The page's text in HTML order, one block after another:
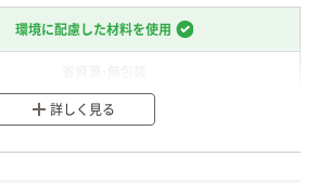
環境に配慮した材料を使用
分別・リサイクルしやすい設計
詳しく見る